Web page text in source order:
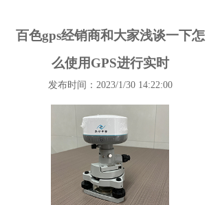
百色gps经销商和大家浅谈一下怎
么使用GPS进行实时
发布时间：2023/1/30 14:22:00